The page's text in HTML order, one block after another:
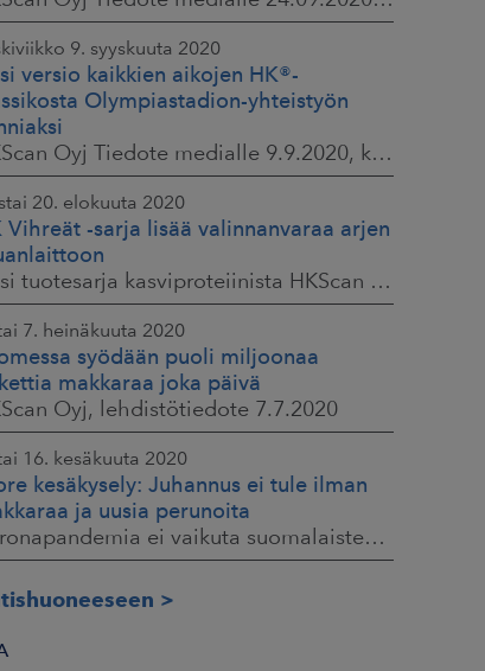
9. syyskuuta 2020
versio kaikkien aikojen HK®-
Olympiastadion-yhteistyön
HKScan Oyj Tiedote medialle 9.9.2020, klo 9.30
20. elokuuta 2020
Vihreät -sarja lisää valinnanvaraa arjen
Uusi tuotesarja kasviproteiinista HKScan Oyj Tiedote medialle 20.8.2020, klo 10.00
7. heinäkuuta 2020
syödään puoli miljoonaa
makkaraa joka päivä
Oyj, lehdistötiedote 7.7.2020
16. kesäkuuta 2020
kesäkysely: Juhannus ei tule ilman
ja uusia perunoita
Koronapandemia ei vaikuta suomalaisten juhannusherkutteluun HKScan Oyj Tiedote medialle 16.6.2020 klo 9:30